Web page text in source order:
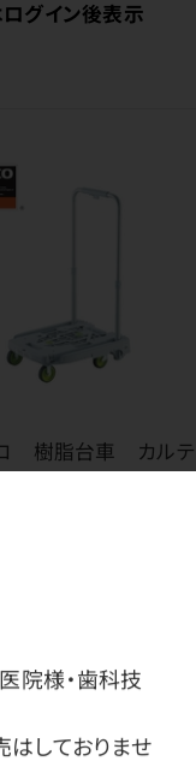
院様・歯科技
しておりませ
グイン後表示
コ 樹脂台車 カルテ
グイン後表示